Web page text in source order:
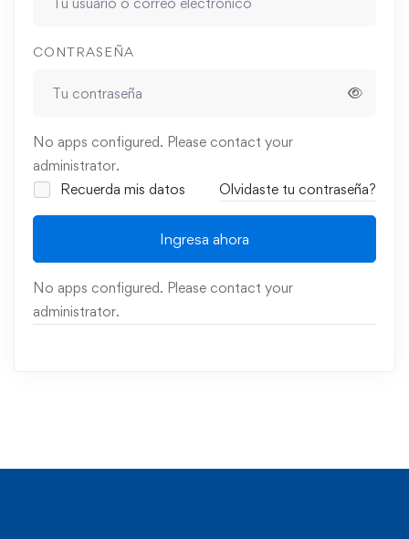
CONTRASEÑA
No apps configured. Please contact your
administrator.
Recuerda mis datos
Olvidaste tu contraseña?
Ingresa ahora
No apps configured. Please contact your
administrator.